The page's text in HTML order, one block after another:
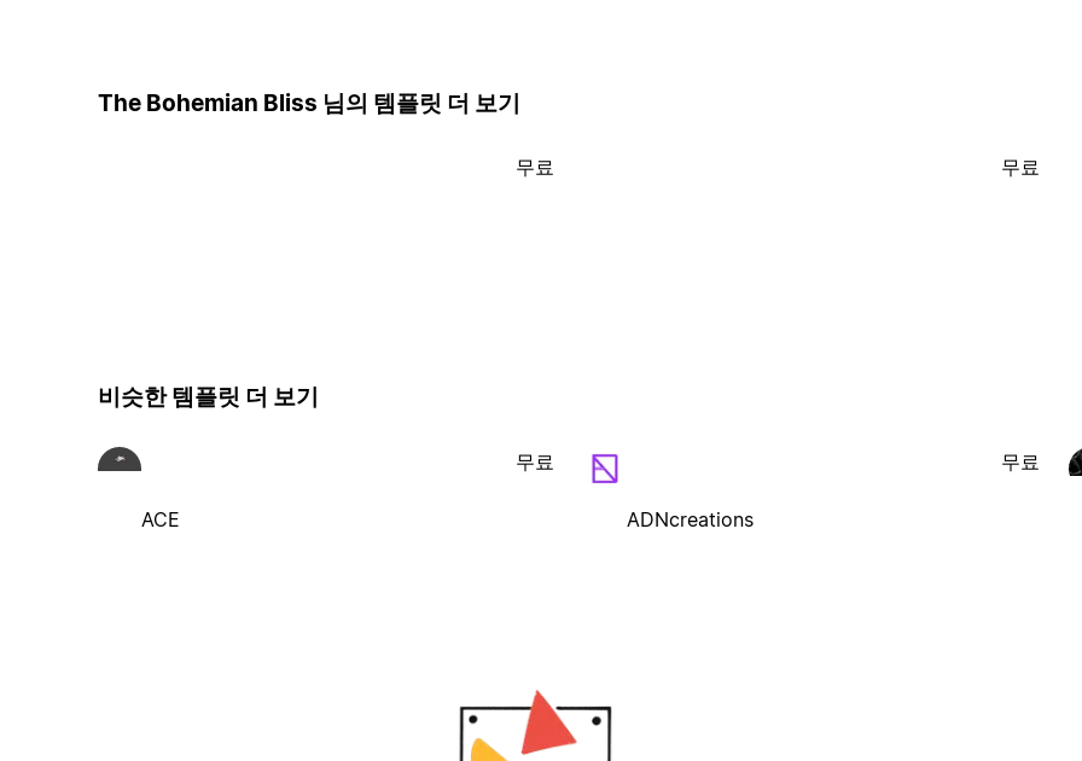
The Bohemian Bliss 님의 템플릿 더 보기
무료 무료
비슷한 템플릿 더 보기
ACE
무료
ADNcreations
무료